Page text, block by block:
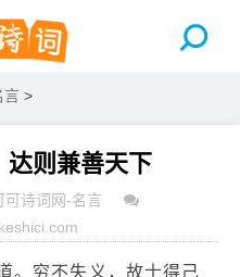
言 >
则兼善天下
可诗词网-名言
。穷不失义，故士得己